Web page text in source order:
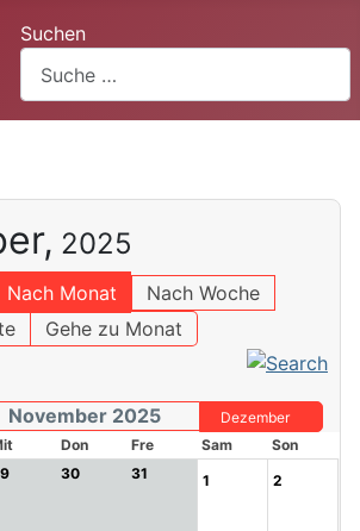
Suchen
2025
Nach Monat
Nach Woche
Gehe zu Monat
November 2025
Dezember
Don Fre Sam
Son
30 31 1 2